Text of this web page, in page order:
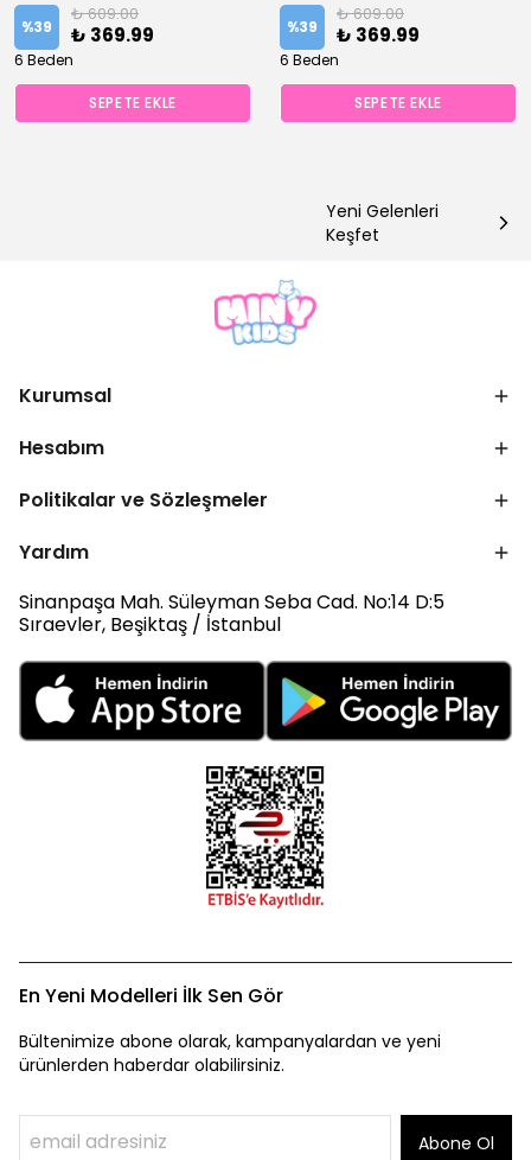
%39
₺ 609.00
₺ 369.99
6 Beden
SEPETE EKLE
%39
₺ 609.00
₺ 369.99
6 Beden
SEPETE EKLE
Yeni Gelenleri
Keşfet
Kurumsal
Hesabım
Politikalar ve Sözleşmeler
Yardım
Sinanpaşa Mah. Süleyman Seba Cad. No:14 D:5
Sıraevler, Beşiktaş / İstanbul
En Yeni Modelleri İlk Sen Gör
Bültenimize abone olarak, kampanyalardan ve yeni
ürünlerden haberdar olabilirsiniz.
Abone Ol